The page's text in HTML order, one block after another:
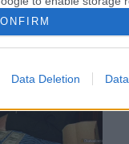
and fraud
Data Deletion